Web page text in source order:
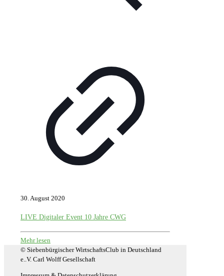
30. August 2020
LIVE Digitaler Event 10 Jahre CWG
Mehr lesen
© Siebenbürgischer WirtschaftsClub in Deutschland
e..V. Carl Wolff Gesellschaft